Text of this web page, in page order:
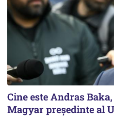
Cine este Andras
Magyar președinte al